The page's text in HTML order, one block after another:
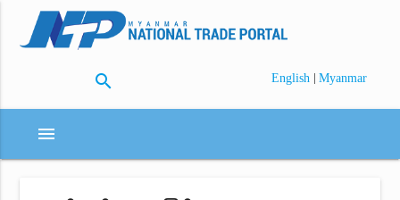
search English | Myanmar
menu